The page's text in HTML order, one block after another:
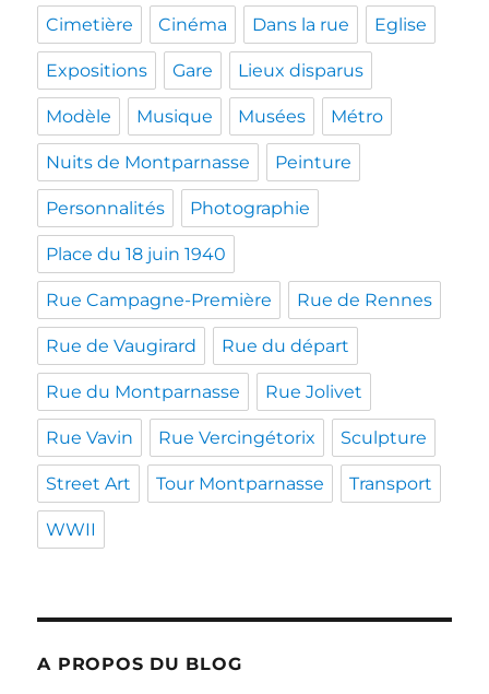
Cimetière Cinéma Dans la rue Eglise
Expositions Gare Lieux disparus
Modèle Musique Musées Métro
Nuits de Montparnasse Peinture
Personnalités Photographie
Place du 18 juin 1940
Rue Campagne-Première Rue de Rennes
Rue de Vaugirard Rue du départ
Rue du Montparnasse Rue Jolivet
Rue Vavin Rue Vercingétorix Sculpture
Street Art Tour Montparnasse Transport
WWII
A PROPOS DU BLOG